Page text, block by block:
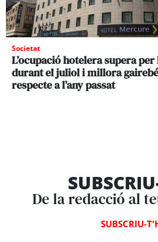
Societat
L’ocupació hotelera supera
durant el juliol i millora
respecte a l’any passat
De la redacció al
SUBSCRIU-